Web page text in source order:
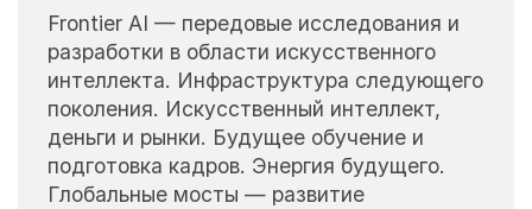
Frontier AI — передовые исследования и
разработки в области искусственного
интеллекта. Инфраструктура следующего
поколения. Искусственный интеллект,
деньги и рынки. Будущее обучение и
подготовка кадров. Энергия будущего.
Глобальные мосты — развитие